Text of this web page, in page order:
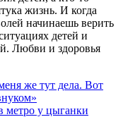
жизнь. И когда
начинаешь верить
детей и
Любви и здоровья
же тут дела. Вот
метро у цыганки